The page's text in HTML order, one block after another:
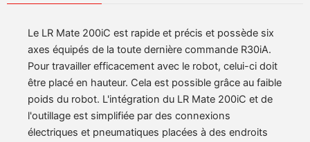
Le LR Mate 200iC est rapide et précis et possède six
axes équipés de la toute dernière commande R30iA.
Pour travailler efficacement avec le robot, celui-ci doit
être placé en hauteur. Cela est possible grâce au faible
poids du robot. L'intégration du LR Mate 200iC et de
l'outillage est simplifiée par des connexions
électriques et pneumatiques placées à des endroits